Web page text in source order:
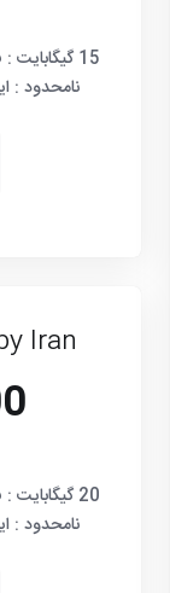
نامحدود :
Iran
نامحدود :